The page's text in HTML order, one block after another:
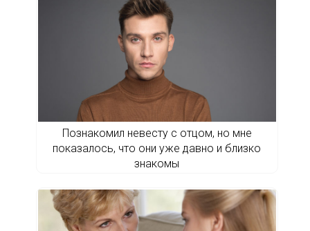
Познакомил невесту с отцом, но мне
показалось, что они уже давно и близко
знакомы